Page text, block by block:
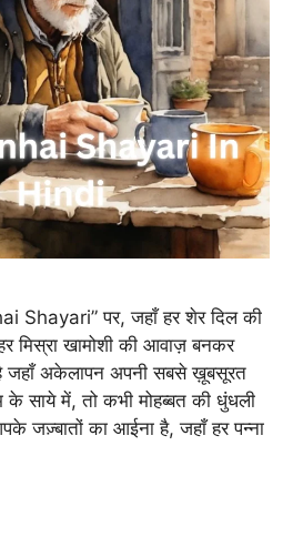
Shayari” पर, जहाँ हर शेर दिल की
मिस्रा खामोशी की आवाज़ बनकर
जहाँ अकेलापन अपनी सबसे ख़ूबसूरत
के साये में, तो कभी मोहब्बत की धुंधली
जज़्बातों का आईना है, जहाँ हर पन्ना